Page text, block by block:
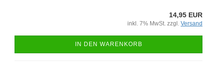
14,95 EUR
inkl. 7% MwSt. zzgl. Versand
IN DEN WARENKORB